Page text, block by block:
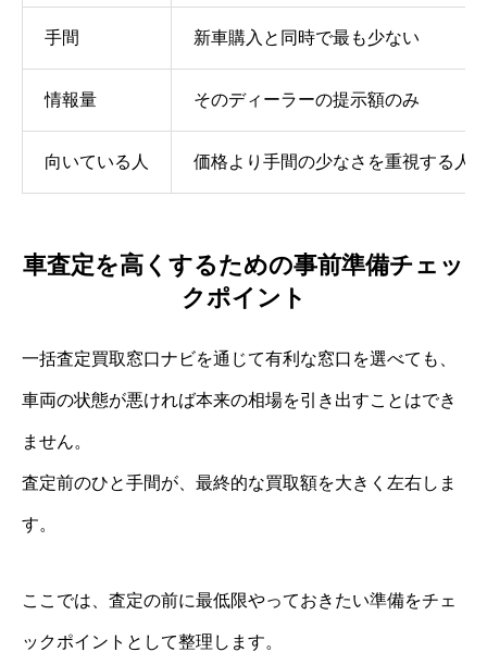
手間 新車購入と同時で最も少ない
情報量 そのディーラーの提示額のみ
向いている人 価格より手間の少なさを重視する人
車査定を高くするための事前準備チェッ
クポイント
一括査定買取窓口ナビを通じて有利な窓口を選べても、
車両の状態が悪ければ本来の相場を引き出すことはでき
ません。
査定前のひと手間が、最終的な買取額を大きく左右しま
す。
ここでは、査定の前に最低限やっておきたい準備をチェ
ックポイントとして整理します。